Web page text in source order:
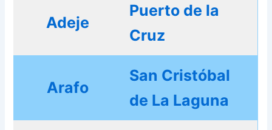
Adeje
Puerto de la
Cruz
Arafo
San Cristóbal
de La Laguna